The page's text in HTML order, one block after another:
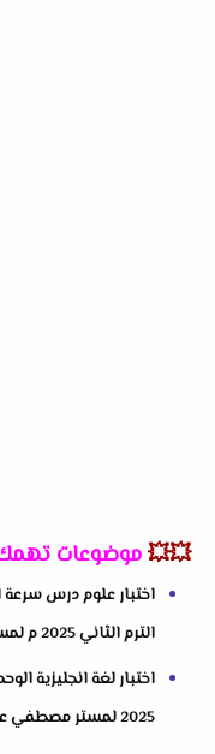
💥💥موضوعات
اختبار علوم درس سرعة
الترم الثاني 2025 م لمستر عادل الأمين
اختبار لغة انجليزية
2025 لمستر مصطفي عبدالعال